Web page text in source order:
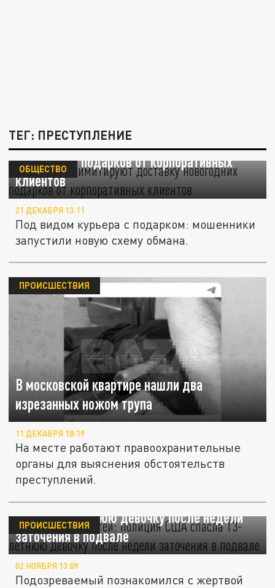
ТЕГ: ПРЕСТУПЛЕНИЕ
Мошенники имитируют доставку
новогодних подарков от корпоративных
клиентов
ОБЩЕСТВО
21 ДЕКАБРЯ 13:11
Под видом курьера с подарком: мошенники
запустили новую схему обмана.
В московской квартире нашли два
изрезанных ножом трупа
ПРОИСШЕСТВИЯ
11 ДЕКАБРЯ 18:19
На месте работают правоохранительные
органы для выяснения обстоятельств
преступлений.
"Опасность соцсетей": полиция США
спасла 13-летнюю девочку после недели
заточения в подвале
ПРОИСШЕСТВИЯ
02 НОЯБРЯ 13:09
Подозреваемый познакомился с жертвой